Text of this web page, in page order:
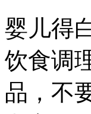
婴儿得
饮食调
品，不